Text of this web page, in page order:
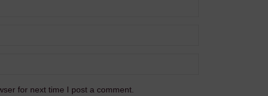
for next time I post a comment.